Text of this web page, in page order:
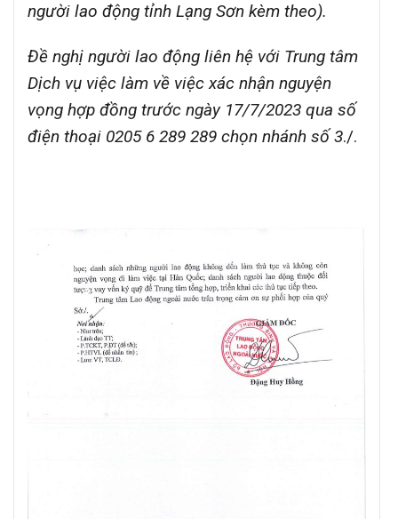
người lao động tỉnh Lạng Sơn kèm theo).
Đề nghị người lao động liên hệ với Trung tâm
Dịch vụ việc làm về việc xác nhận nguyện
vọng hợp đồng trước ngày 17/7/2023 qua số
điện thoại 0205 6 289 289 chọn nhánh số 3./.